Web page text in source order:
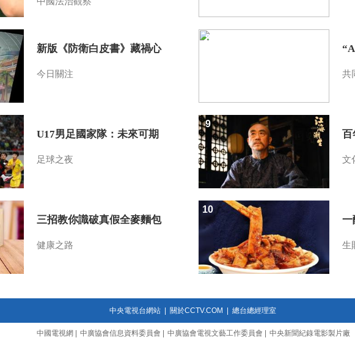
新版《防衛白皮書》藏禍心
今日關注
U17男足國家隊：未來可期
足球之夜
三招教你識破真假全麥麵包
健康之路
共
8
百
文
9
一
生
10
中央電視台網站| 關於CCTV.COM 總台總經理室
中國電視網 中廣協會信息資料委員會 中廣協會電視文藝工作委員會 中央新聞紀錄電影製片廠